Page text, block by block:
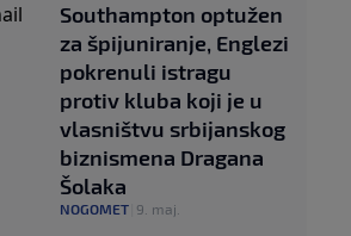
Southampton optužen
za špijuniranje, Englezi
pokrenuli istragu
protiv kluba koji je u
vlasništvu srbijanskog
biznismena Dragana
Šolaka
NOGOMET 9. maj.